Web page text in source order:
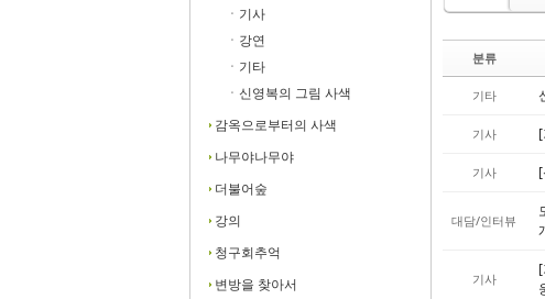
ㆍ기사
ㆍ강연
ㆍ기타
ㆍ신영복의 그림 사색
감옥으로부터의 사색
나무야나무야
더불어숲
강의
청구회추억
변방을 찾아서
분류
기타
기사
기사
대담/인터뷰
기사